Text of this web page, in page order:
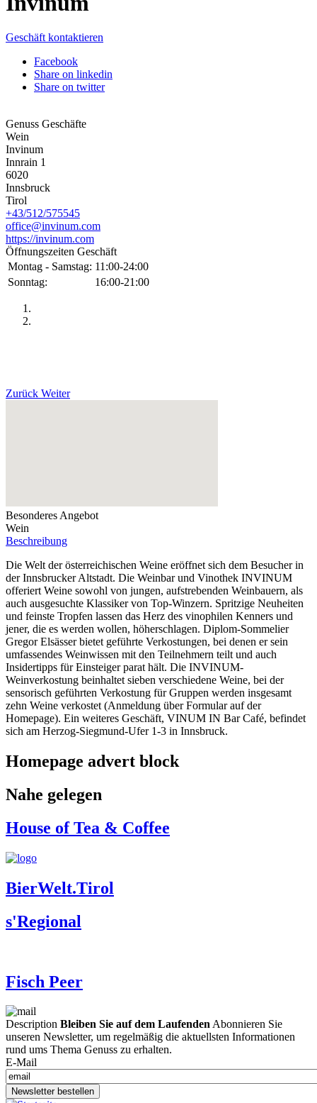
Geschäft kontaktieren
Facebook
Share on linkedin
Share on twitter
Genuss Geschäfte
Wein
Invinum
Innrain 1
6020
Innsbruck
Tirol
+43/512/575545
office@invinum.com
https://invinum.com
Öffnungszeiten Geschäft
Montag - Samstag: 11:00-24:00
Sonntag:
16:00-21:00
Zurück Weiter
Besonderes Angebot
Wein
Beschreibung
Die Welt der österreichischen Weine eröffnet sich dem Besucher in
der Innsbrucker Altstadt. Die Weinbar und Vinothek INVINUM
offeriert Weine sowohl von jungen, aufstrebenden Weinbauern, als
auch ausgesuchte Klassiker von Top-Winzern. Spritzige Neuheiten
und feinste Tropfen lassen das Herz des vinophilen Kenners und
jener, die es werden wollen, höherschlagen. Diplom-Sommelier
Gregor Elsässer bietet geführte Verkostungen, bei denen er sein
umfassendes Weinwissen mit den Teilnehmern teilt und auch
Insidertipps für Einsteiger parat hält. Die INVINUM-
Weinverkostung beinhaltet sieben verschiedene Weine, bei der
sensorisch geführten Verkostung für Gruppen werden insgesamt
zehn Weine verkostet (Anmeldung über Formular auf der
Homepage). Ein weiteres Geschäft, VINUM IN Bar Café, befindet
sich am Herzog-Siegmund-Ufer 1-3 in Innsbruck.
Homepage advert block
Nahe gelegen
House of Tea & Coffee
BierWelt.Tirol
s'Regional
Fisch Peer
Description Bleiben Sie auf dem LaufendenAbonnieren Sie
unseren Newsletter, um regelmäßig die aktuellsten Informationen
rund ums Thema Genuss zu erhalten.
E-Mail
Newsletter bestellen